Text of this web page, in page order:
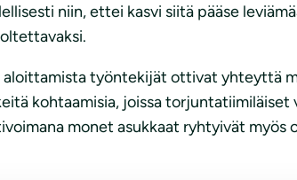
niin, ettei kasvi siitä pääse
työntekijät ottivat yhteyttä
kohtaamisia, joissa
monet asukkaat ryhtyivät myös